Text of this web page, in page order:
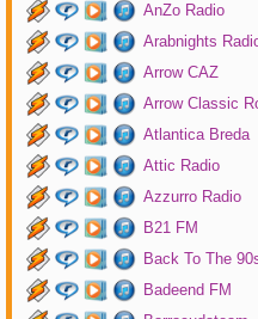
AnZo Radio
Arabnights
Arrow CAZ
Arrow Classic
Atlantica Breda
Attic Radio
Azzurro Radio
B21 FM
Back To The
Badeend FM